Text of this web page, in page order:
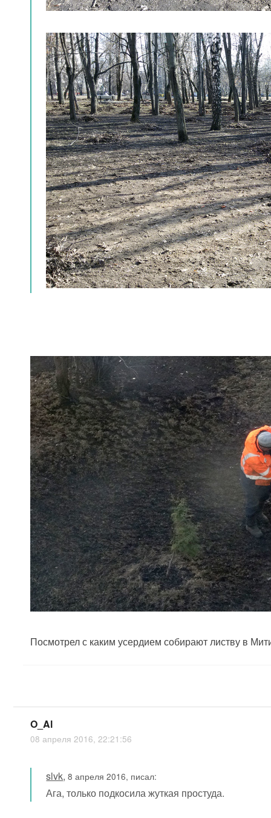
Посмотрел с каким усердием собирают листву в
O_Al
08 апреля 2016, 22:21:56
slvk,8 апреля 2016, писал:
Ага, только подкосила жуткая простуда.